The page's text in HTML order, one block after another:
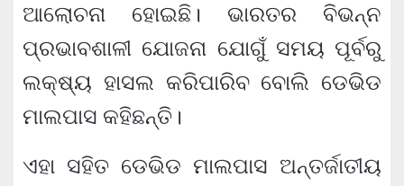
ଆଲୋଚନା ହୋଇଛି। ଭାରତର ବିଭନ୍ନ
ପ୍ରଭାବଶାଳୀ ଯୋଜନା ଯୋଗୁଁ ସମୟ ପୂର୍ବରୁ
ଲକ୍ଷ୍ୟ ହାସଲ କରିପାରିବ ବୋଲି ଡେଭିଡ
ମାଲପାସ କହିଛନ୍ତି।
ଏହା ସହିତ ଡେଭିଡ ମାଲପାସ ଅନ୍ତର୍ଜାତୀୟ